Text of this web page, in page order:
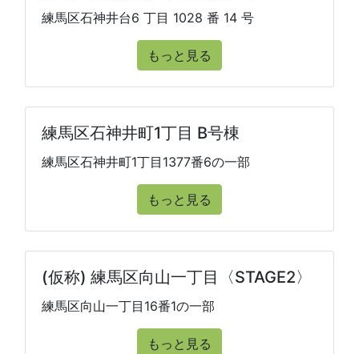
練馬区石神井台6 丁目 1028 番 14 号
もっと見る
練馬区石神井町1丁目 B号棟
練馬区石神井町1丁目1377番6の一部
もっと見る
(仮称) 練馬区向山一丁目〈STAGE2〉
練馬区向山一丁目16番1の一部
もっと見る